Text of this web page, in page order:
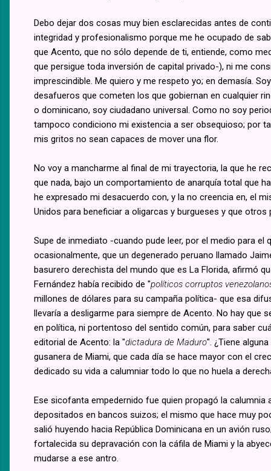
Debo dejar dos cosas muy bien esclarecidas antes de
integridad y profesionalismo porque me he ocupado de
que Acento, que no sólo depende de ti, entiende, como
que persigue toda inversión de capital privado-), ni me
imprescindible. Me quiero y me respeto yo; en demasía.
desafueros que cometen los que gobiernan en cualquier
o dominicano, soy ciudadano universal. Como no soy
tampoco condiciono mi existencia a ser obsequioso; por
mis gritos no sean capaces de mover una flor.
No voy a mancharme al final de mi trayectoria, la que he
que nada, bajo un comportamiento de anarquía total que
he expresado mi desacuerdo con, y la no creencia en, el
Unidos para beneficiar a oligarcas y burgueses y que
Supe de inmediato -cuando pude leer, por el medio para el
ocasionalmente, que un degenerado peruano llamado
basurero derechista del mundo que es La Florida, afirmó
Fernández había recibido de "políticos corruptos
millones de dólares para su campaña política- que esa
llevaría a desligarme para siempre de Acento. No hay que
en política, ni portentoso del sentido común, para saber
editorial de Acento: la "dictadura de Maduro". ¿Tiene
gusanera de Miami, que cada día se hace mayor con el
dedicado su vida a calumniar todo lo que no huela a
Ese sicofanta empedernido fue quien propagó la
depositados en bancos suizos; el mismo que hace muy
salió huyendo hacia República Dominicana en un avión
fortalecida su depravación con la cáfila de Miami y la
mudarse a ese antro.